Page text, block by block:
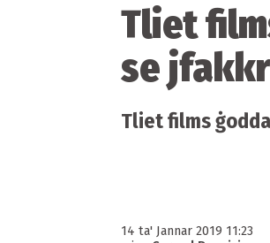
Tliet
se
Tliet films
14 ta' Jannar 2019 11:23